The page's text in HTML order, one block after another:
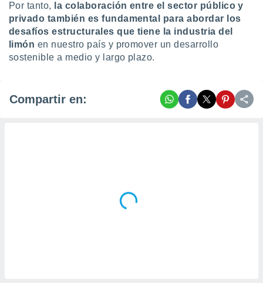
Por tanto,
la colaboración entre el sector público y
privado también es fundamental para abordar los
desafíos estructurales que tiene la industria del
limón en nuestro país y promover un desarrollo
sostenible a medio y largo plazo.
Compartir en: